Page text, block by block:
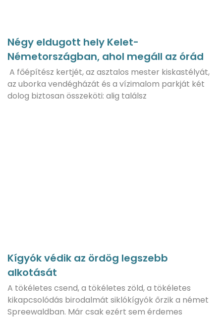
Négy eldugott hely Kelet-
Németországban, ahol megáll az órád
A főépítész kertjét, az asztalos mester kiskastélyát,
az uborka vendégházát és a vízimalom parkját két
dolog biztosan összeköti: alig találsz
Kígyók védik az ördög legszebb
alkotását
A tökéletes csend, a tökéletes zöld, a tökéletes
kikapcsolódás birodalmát siklókígyók őrzik a német
Spreewaldban. Már csak ezért sem érdemes